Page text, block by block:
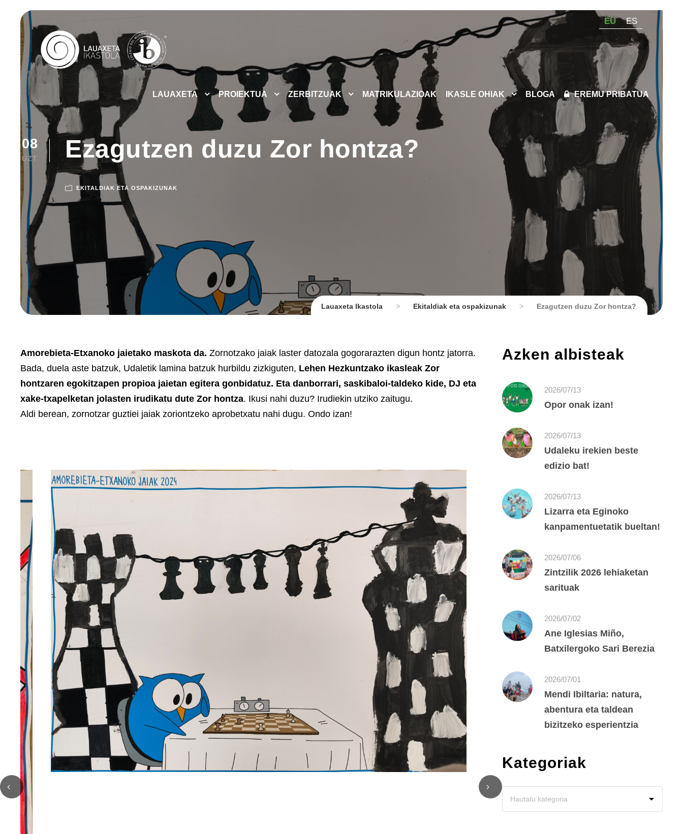
EU ES
LAUAXETA PROIEKTUA ZERBITZUAK MATRIKULAZIOAK IKASLE OHIAK BLOGA EREMU PRIBATUA
08
UZT Ezagutzen duzu Zor hontza?
EKITALDIAK ETA OSPAKIZUNAK
Lauaxeta Ikastola > Ekitaldiak eta ospakizunak > Ezagutzen duzu Zor hontza?
Amorebieta-Etxanoko jaietako maskota da. Zornotzako jaiak laster datozala gogorarazten digun hontz jatorra.
Bada, duela aste batzuk, Udaletik lamina batzuk hurbildu zizkiguten, Lehen Hezkuntzako ikasleak Zor
hontzaren egokitzapen propioa jaietan egitera gonbidatuz. Eta danborrari, saskibaloi-taldeko kide, DJ eta
xake-txapelketan jolasten irudikatu dute Zor hontza. Ikusi nahi duzu? Irudiekin utziko zaitugu.
Aldi berean, zornotzar guztiei jaiak zoriontzeko aprobetxatu nahi dugu. Ondo izan!
Azken albisteak
2026/07/13
Opor onak izan!
2026/07/13
Udaleku irekien beste
edizio bat!
2026/07/13
Lizarra eta Eginoko
kanpamentuetatik bueltan!
2026/07/06
Zintzilik 2026 lehiaketan
sarituak
2026/07/02
Ane Iglesias Miño,
Batxilergoko Sari Berezia
2026/07/01
Mendi Ibiltaria: natura,
abentura eta taldean
bizitzeko esperientzia
Kategoriak